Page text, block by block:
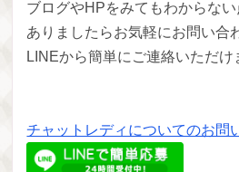
ブログやHPをみてもわからな
ありましたらお気軽にお問い合
LINEから簡単にご連絡いただけ
チャットレディについてのお問